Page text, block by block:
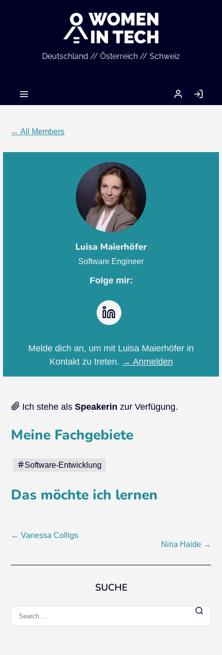
Deutschland // Österreich // Schweiz
MEIN
ACCOUNT
IN
← All Members
Luisa Maierhöfer
Software Engineer
Folge mir:
Melde dich an, um mit Luisa Maierhöfer in
Kontakt zu treten. → Anmelden
Ich stehe alsSpeakerin zur Verfügung.
Meine Fachgebiete
Software-Entwicklung
Das möchte ich lernen
Post
← Vanessa Colligs
Nina Haide →
SUCHE
for: